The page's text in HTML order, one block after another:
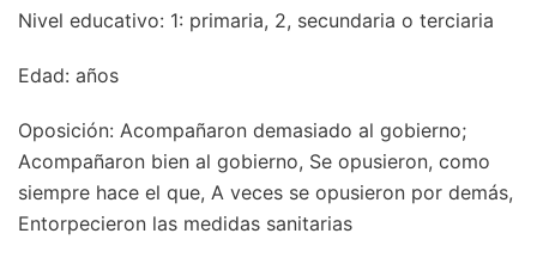
Nivel educativo: 1: primaria, 2, secundaria o terciaria
Edad: años
Oposición: Acompañaron demasiado al gobierno;
Acompañaron bien al gobierno, Se opusieron, como
siempre hace el que, A veces se opusieron por demás,
Entorpecieron las medidas sanitarias